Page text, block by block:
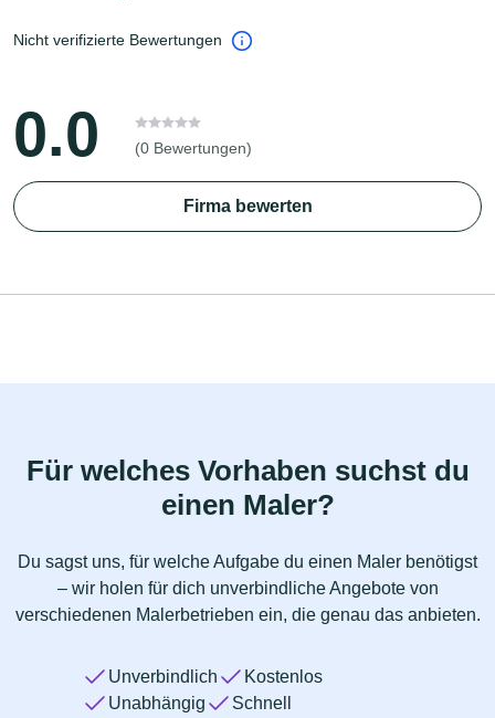
Nicht verifizierte Bewertungen
0.0 (0 Bewertungen)
Firma bewerten
Für welches Vorhaben suchst du
einen Maler?
Du sagst uns, für welche Aufgabe du einen Maler benötigst
– wir holen für dich unverbindliche Angebote von
verschiedenen Malerbetrieben ein, die genau das anbieten.
Unverbindlich
Kostenlos
Unabhängig
Schnell